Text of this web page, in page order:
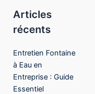
Articles
récents
Entretien Fontaine
à Eau en
Entreprise : Guide
Essentiel